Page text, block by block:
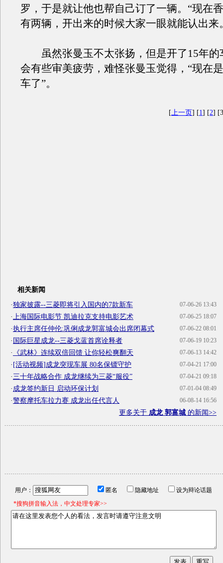
罗，于是就让他也帮自己订了一辆。“现在
有两辆，开出来的时候大家一眼就能认出来
虽然张曼玉不太张扬，但是开了15年的
会有些审美疲劳，难怪张曼玉觉得，“现在
车了”。
[上一页] [1] [2]
相关新闻
07-06-26 13:43
·独家披露--三菱即将引入国内的7款新车
07-06-25 18:07
· 上海国际电影节 凯迪拉克支持电影艺术
07-06-22 08:01
·执行主席任仲伦:巩俐成龙郭富城会出席闭幕式
07-06-19 10:23
·国际巨星成龙--三菱戈蓝首席诠释者
07-06-13 14:42
· 《武林》连续双倍回馈 让你轻松爽翻天
07-04-21 17:00
·[活动视频]成龙突现车展 80名保镖守护
07-04-21 09:18
·三十年战略合作 成龙继续为三菱“服役”
07-01-04 08:49
·成龙签约新日 启动环保计划
06-08-14 16:56
·警察摩托车拉力赛 成龙出任代言人
更多关于 成龙 郭富城 的新闻>>
用户： 匿名 隐藏地址
设为辩论话题
*搜狗拼音输入法，中文处理专家>>